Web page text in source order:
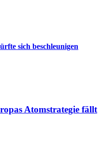
sich beschleunigen
Atomstrategie fällt